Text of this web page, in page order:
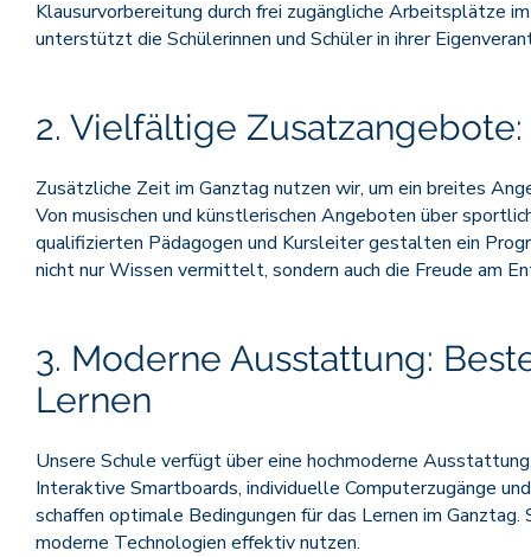
Klausurvorbereitung durch frei zugängliche Arbeitsplätze
unterstützt die Schülerinnen und Schüler in ihrer
2. Vielfältige
Zusätzliche Zeit im Ganztag nutzen wir, um ein breites
Von musischen und künstlerischen Angeboten über
qualifizierten Pädagogen und Kursleiter gestalten ein
nicht nur Wissen vermittelt, sondern auch die Freude am
3. Moderne Ausstattung:
Lernen
Unsere Schule verfügt über eine hochmoderne
Interaktive Smartboards, individuelle Computerzugänge
schaffen optimale Bedingungen für das Lernen im
moderne Technologien effektiv nutzen.